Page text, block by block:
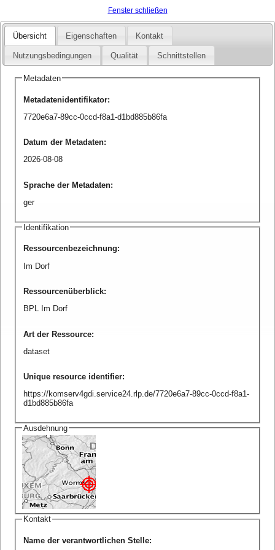
Fenster schließen
Übersicht Eigenschaften Kontakt
Nutzungsbedingungen Qualität Schnittstellen
Metadaten
Metadatenidentifikator:
7720e6a7-89cc-0ccd-f8a1-d1bd885b86fa
Datum der Metadaten:
2026-08-08
Sprache der Metadaten:
ger
Identifikation
Ressourcenbezeichnung:
Im Dorf
Ressourcenüberblick:
BPL Im Dorf
Art der Ressource:
dataset
Unique resource identifier:
https://komserv4gdi.service24.rlp.de/7720e6a7-89cc-0ccd-f8a1-
d1bd885b86fa
Ausdehnung
Kontakt
Name der verantwortlichen Stelle: